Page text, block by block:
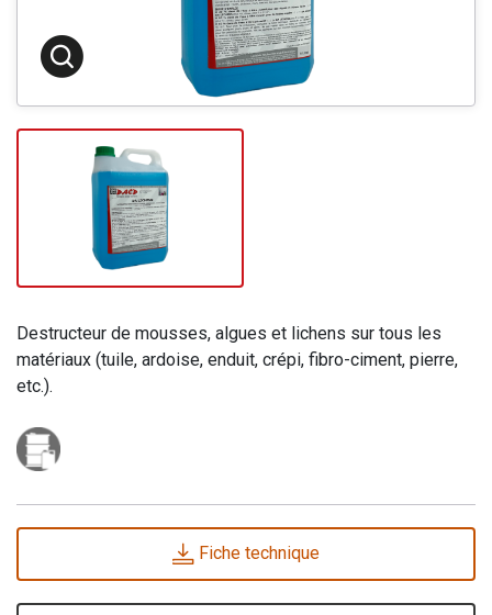
Destructeur de mousses, algues et lichens sur tous les
matériaux (tuile, ardoise, enduit, crépi, fibro-ciment, pierre,
etc.).
Fiche technique